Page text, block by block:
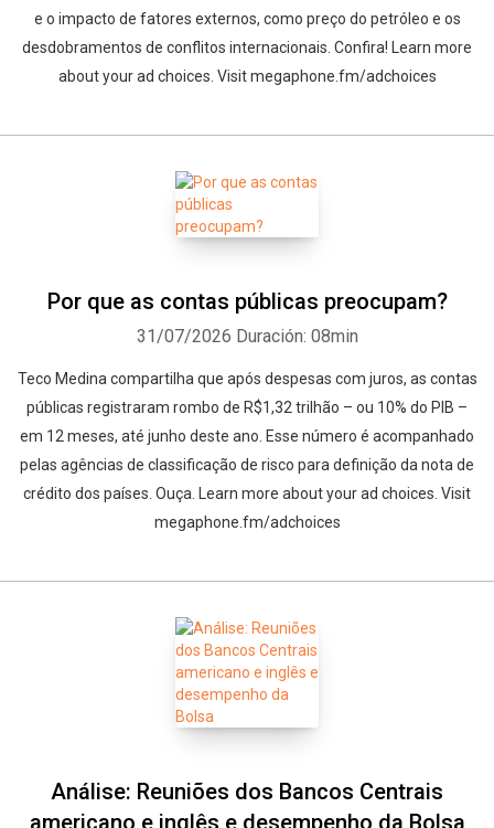
e o impacto de fatores externos, como preço do petróleo e os
desdobramentos de conflitos internacionais. Confira! Learn more
about your ad choices. Visit megaphone.fm/adchoices
Por que as contas públicas preocupam?
31/07/2026 Duración: 08min
Teco Medina compartilha que após despesas com juros, as contas
públicas registraram rombo de R$1,32 trilhão – ou 10% do PIB –
em 12 meses, até junho deste ano. Esse número é acompanhado
pelas agências de classificação de risco para definição da nota de
crédito dos países. Ouça. Learn more about your ad choices. Visit
megaphone.fm/adchoices
Análise: Reuniões dos Bancos Centrais
americano e inglês e desempenho da Bolsa